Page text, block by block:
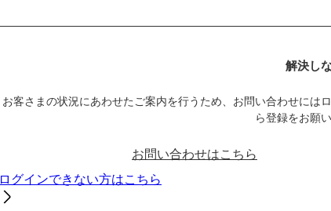
解決し
お客さまの状況にあわせたご案内を行うため、お問い合わせには
ら登録をお願
お問い合わせはこちら
ログインできない方はこちら